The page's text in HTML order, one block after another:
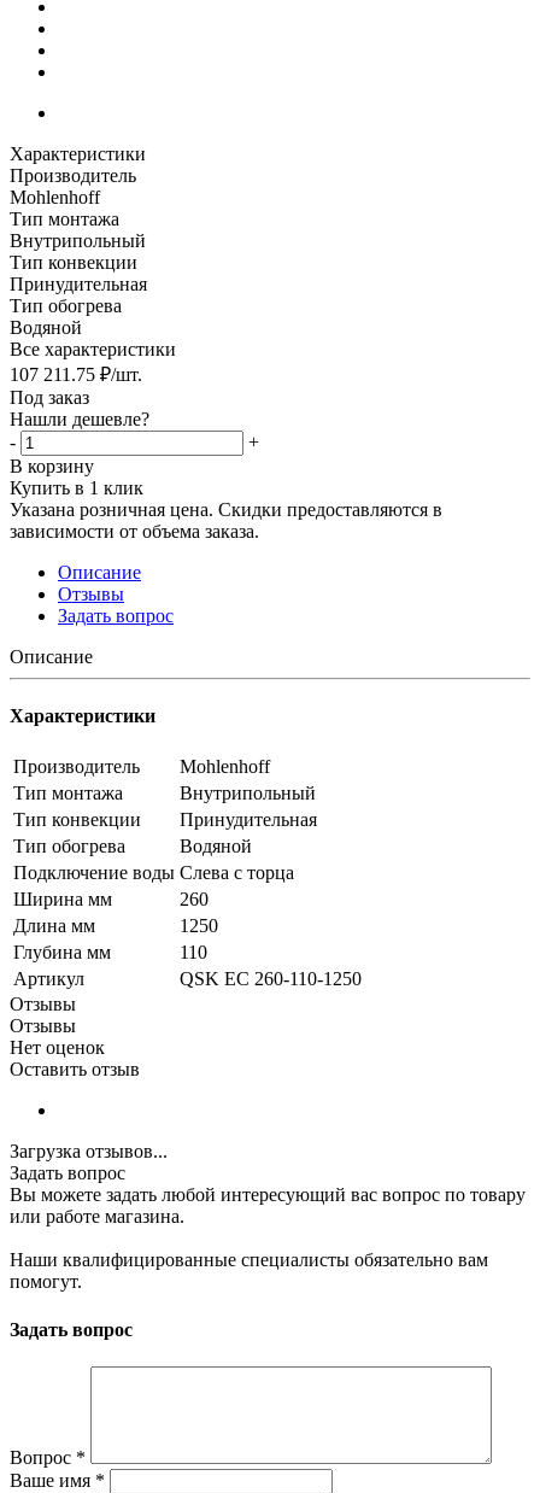
Характеристики
Производитель
Mohlenhoff
Тип монтажа
Внутрипольный
Тип конвекции
Принудительная
Тип обогрева
Водяной
Все характеристики
107 211.75 ₽/шт.
Под заказ
Нашли дешевле?
-
+
В корзину
Купить в 1 клик
Указана розничная цена. Скидки предоставляются в
зависимости от объема заказа.
Описание
Отзывы
Задать вопрос
Описание
Характеристики
Производитель
Mohlenhoff
Тип монтажа
Внутрипольный
Тип конвекции
Принудительная
Тип обогрева
Водяной
Подключение воды Слева с торца
Ширина мм
260
Длина мм
1250
Глубина мм
110
Артикул
QSK EC 260-110-1250
Отзывы
Отзывы
Нет оценок
Оставить отзыв
Загрузка отзывов...
Задать вопрос
Вы можете задать любой интересующий вас вопрос по товару
или работе магазина.
Наши квалифицированные специалисты обязательно вам
помогут.
Задать вопрос
Вопрос *
Ваше имя *